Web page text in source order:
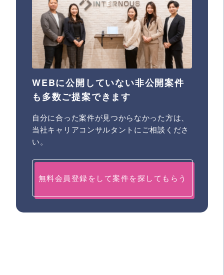
WEBに公開していない非公開案件
も多数ご提案できます
自分に合った案件が見つからなかった方は、
当社キャリアコンサルタントにご相談くださ
い。
無料会員登録をして案件を探してもらう